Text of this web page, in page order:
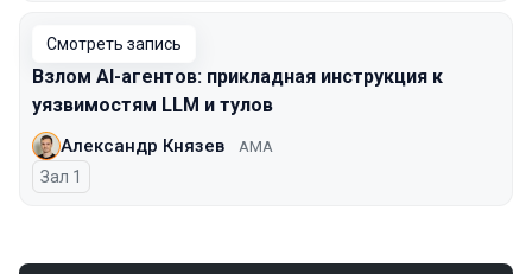
Смотреть запись
Взлом AI-агентов: прикладная инструкция к
уязвимостям LLM и тулов
Александр Князев AMA
Зал 1